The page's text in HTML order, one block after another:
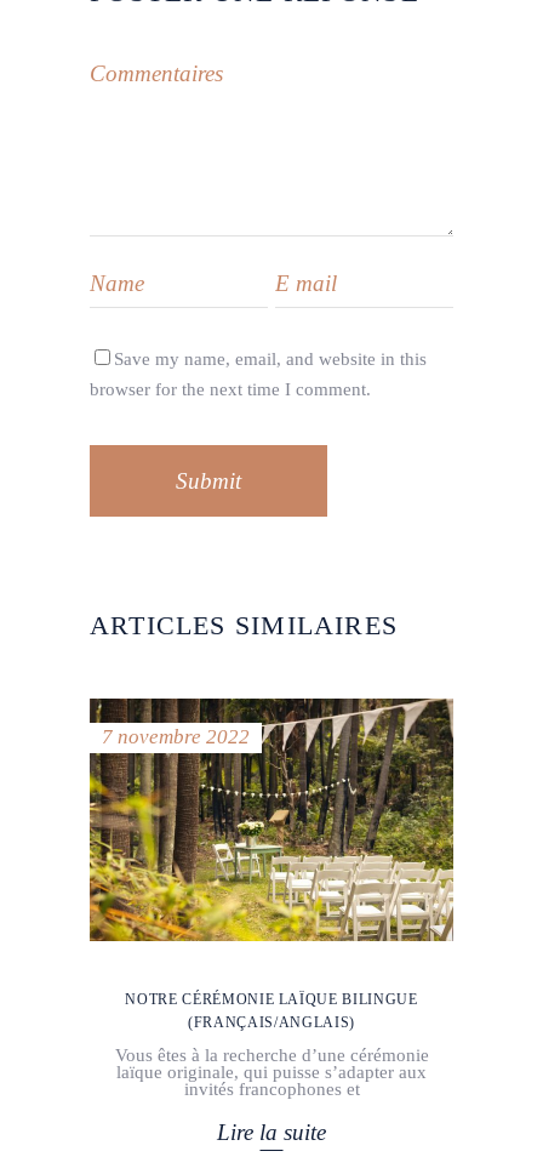
Save my name, email, and website in this
browser for the next time I comment.
Submit
ARTICLES SIMILAIRES
7 novembre 2022
NOTRE CÉRÉMONIE LAÏQUE BILINGUE
(FRANÇAIS/ANGLAIS)
Vous êtes à la recherche d’une cérémonie
laïque originale, qui puisse s’adapter aux
invités francophones et
Lire la suite